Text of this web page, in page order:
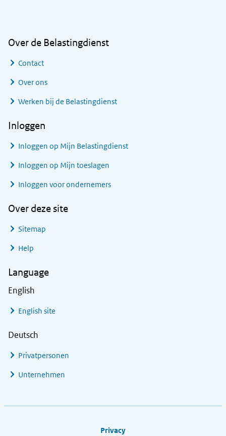
Over de Belastingdienst
Contact
Over ons
Werken bij de Belastingdienst
Inloggen
Inloggen op Mijn Belastingdienst
Inloggen op Mijn toeslagen
Inloggen voor ondernemers
Over deze site
Sitemap
Help
Language
English
English site
Deutsch
Privatpersonen
Unternehmen
Privacy